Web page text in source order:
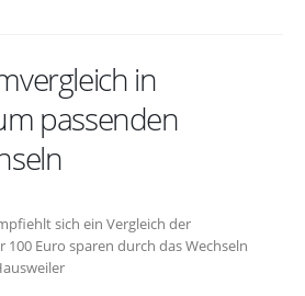
in
passenden
sich ein Vergleich der
100 Euro sparen durch das Wechseln